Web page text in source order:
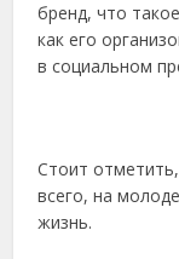
бренд, что
как его
в социальном
Стоит
всего, на
жизнь.